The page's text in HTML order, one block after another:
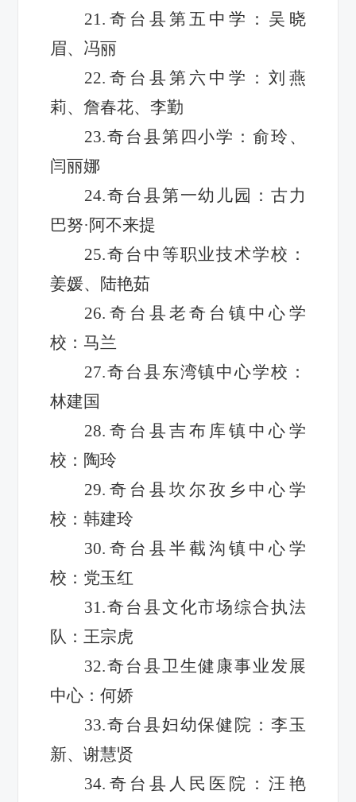
21.奇台县第五中学：吴晓
眉、冯丽
22.奇台县第六中学：刘燕
莉、詹春花、李勤
23.奇台县第四小学：俞玲、
闫丽娜
24.奇台县第一幼儿园：古力
巴努·阿不来提
25.奇台中等职业技术学校：
姜媛、陆艳茹
26.奇台县老奇台镇中心学
校：马兰
27.奇台县东湾镇中心学校：
林建国
28.奇台县吉布库镇中心学
校：陶玲
29.奇台县坎尔孜乡中心学
校：韩建玲
30.奇台县半截沟镇中心学
校：党玉红
31.奇台县文化市场综合执法
队：王宗虎
32.奇台县卫生健康事业发展
中心：何娇
33.奇台县妇幼保健院：李玉
新、谢慧贤
34.奇台县人民医院：汪艳